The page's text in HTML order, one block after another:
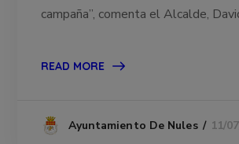
campaña”, comenta el Alcalde,
READ MORE
Ayuntamiento De Nules 11/